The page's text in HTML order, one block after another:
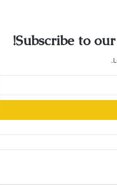
Subscribe to